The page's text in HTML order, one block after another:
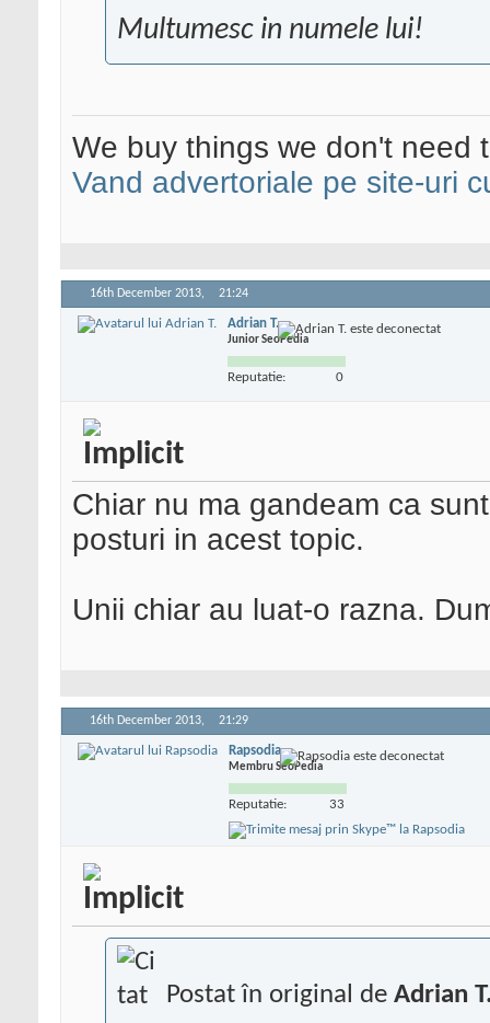
Multumesc in numele lui!
We buy things we don't need
Vand advertoriale pe site-uri
16th December 2013, 21:24
Adrian T.
Junior SeoPedia
Reputatie: 0
Chiar nu ma gandeam ca
posturi in acest topic.
Unii chiar au luat-o razna.
16th December 2013, 21:29
Rapsodia
Membru SeoPedia
Reputatie: 33
Postat în original de Adrian